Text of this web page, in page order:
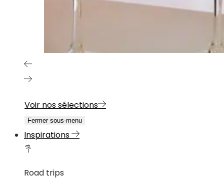
Voir nos sélections
Fermer sous-menu
Inspirations
Road trips